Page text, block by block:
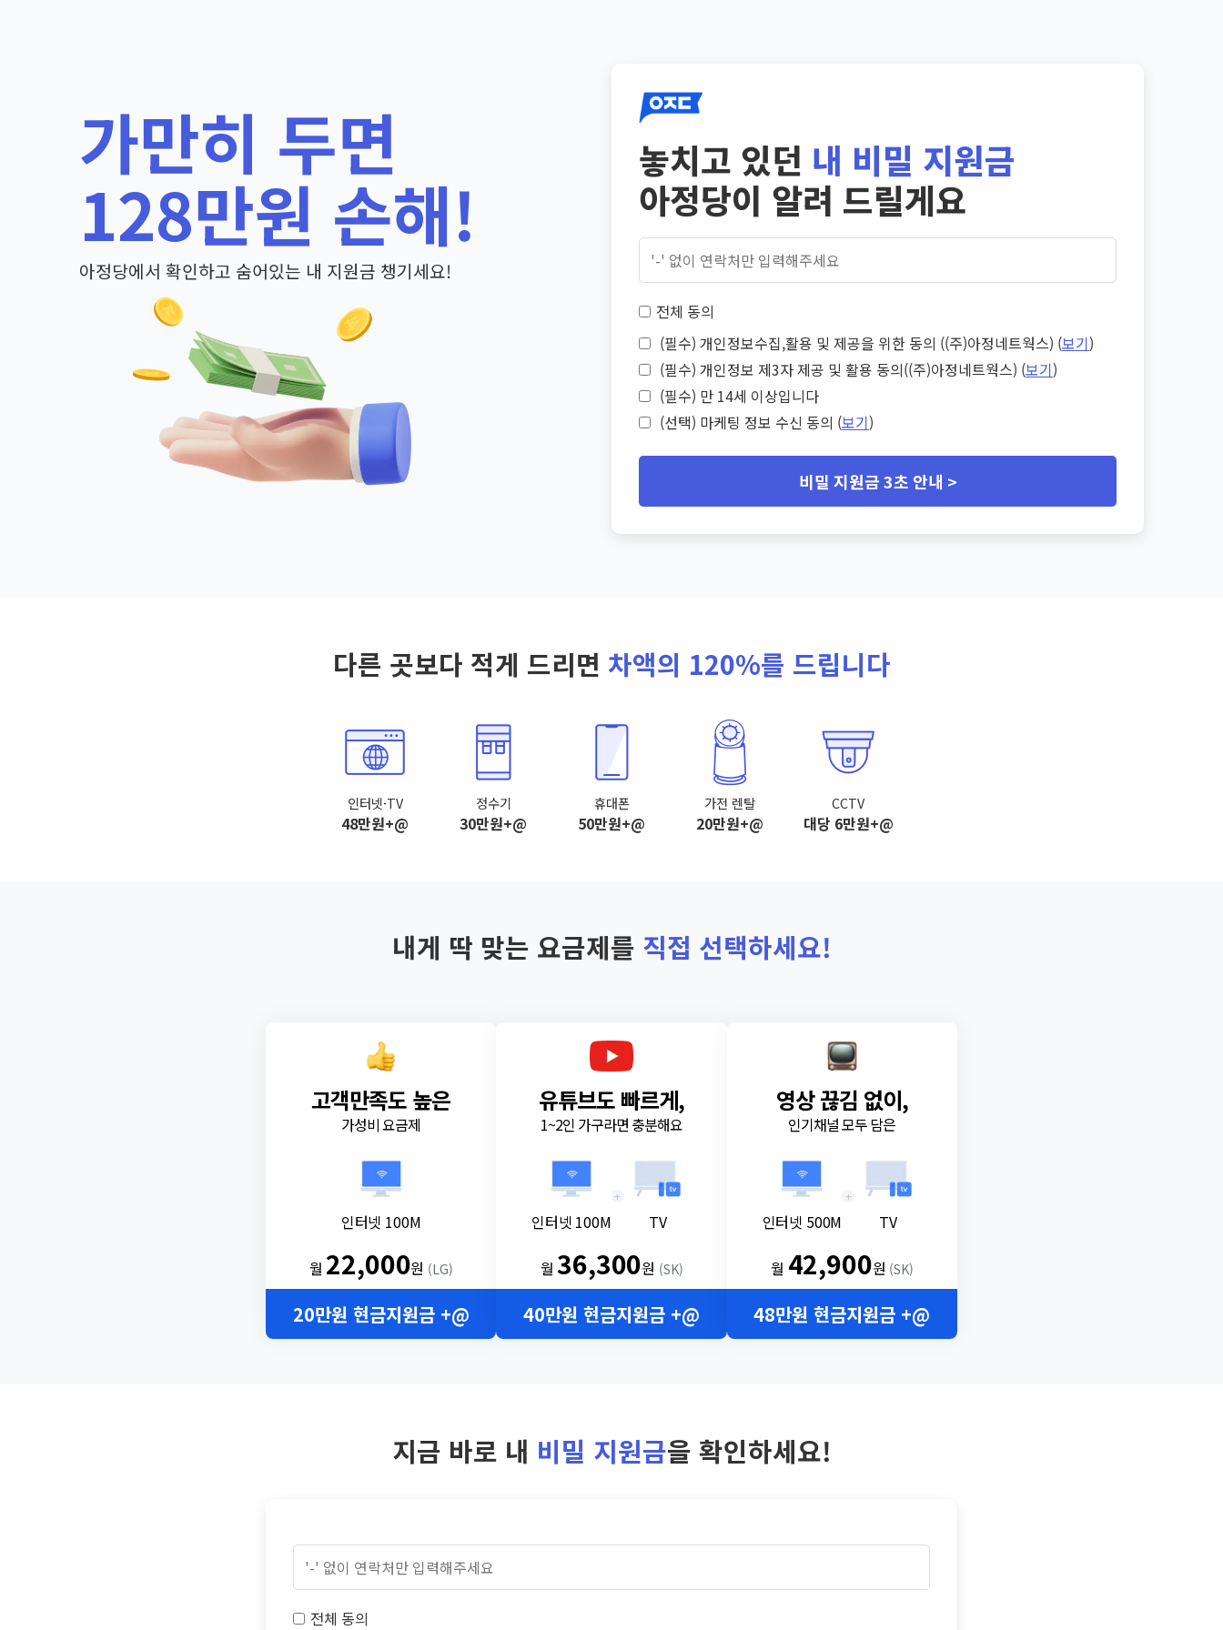
가만히 두면
128만원 손해!
아정당에서 확인하고 숨어있는 내 지원금 챙기세요!
놓치고 있던 내 비밀 지원금
아정당이 알려 드릴게요
전체 동의
(필수) 개인정보수집,활용 및 제공을 위한 동의 ((주)아정네트웍스) (보기)
(필수) 개인정보 제3자 제공 및 활용 동의((주)아정네트웍스) (보기)
(필수) 만 14세 이상입니다
(선택) 마케팅 정보 수신 동의 (보기)
비밀 지원금 3초 안내 >
다른 곳보다 적게 드리면 차액의 120%를 드립니다
인터넷·TV
48만원+@
정수기
30만원+@
휴대폰
50만원+@
가전 렌탈
20만원+@
CCTV
대당 6만원+@
내게 딱 맞는 요금제를 직접 선택하세요!
고객만족도 높은
가성비 요금제
인터넷 100M
월 22,000원 (LG)
20만원 현금지원금 +@
유튜브도 빠르게,
1~2인 가구라면 충분해요
인터넷 100M
+
TV
월36,300원 (SK)
40만원 현금지원금 +@
영상 끊김 없이,
인기채널 모두 담은
인터넷 500M
+
TV
월 42,900원 (SK)
48만원 현금지원금 +@
지금 바로 내 비밀 지원금을 확인하세요!
전체 동의